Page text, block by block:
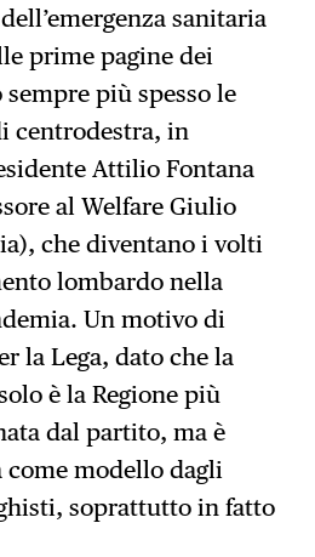
sanitaria
prime pagine dei
più spesso le
centrodestra, in
Attilio Fontana
al Welfare Giulio
che diventano i volti
lombardo nella
Un motivo di
la Lega, dato che la
è la Regione più
dal partito, ma è
come modello dagli
soprattutto in fatto